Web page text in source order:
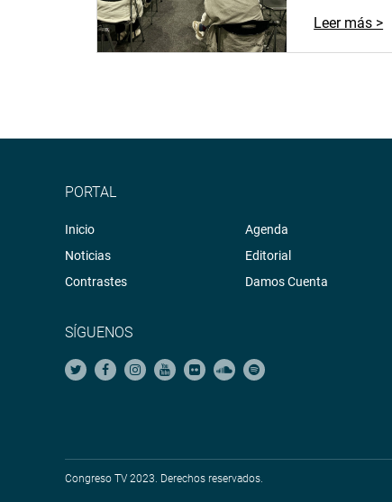
Leer más >
PORTAL
Inicio
Noticias
Contrastes
Agenda
Editorial
Damos Cuenta
SÍGUENOS
Congreso TV 2023. Derechos reservados.